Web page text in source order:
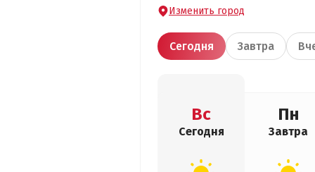
Изменить город
Сегодня Завтра
Вс
Сегодня
Пн
Завтра